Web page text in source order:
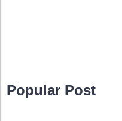
Popular Post